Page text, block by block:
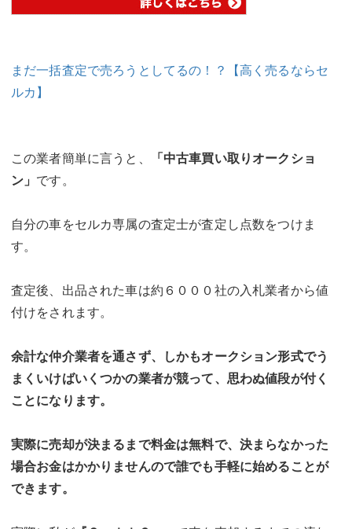
まだ一括査定で売ろうとしてるの！？【高く売るならセ
ルカ】
この業者簡単に言うと、
「中古車買い取りオークショ
ン」 です。
自分の車をセルカ専属の査定士が査定し点数をつけま
す。
査定後、出品された車は約６０００社の入札業者から値
付けをされます。
余計な仲介業者を通さず、しかもオークション形式でう
まくいけばいくつかの業者が競って、思わぬ値段が付く
ことになります。
実際に売却が決まるまで料金は無料で、決まらなかった
場合お金はかかりませんので誰でも手軽に始めることが
できます。